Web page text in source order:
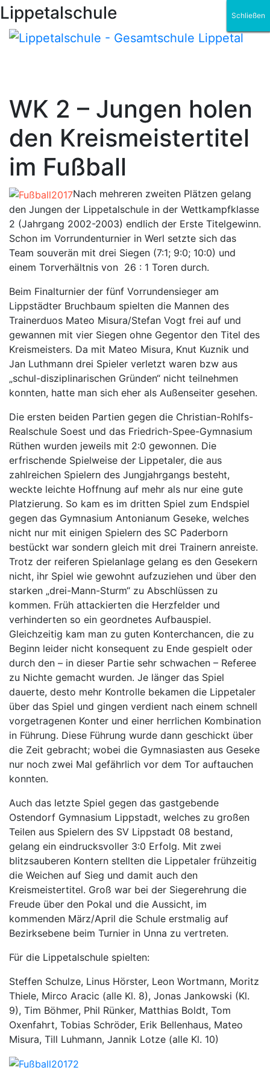
Lippetalschule
WK 2 – Jungen holen
den Kreismeistertitel
im Fußball
Nach mehreren zweiten Plätzen gelang
den Jungen der Lippetalschule in der Wettkampfklasse
2 (Jahrgang 2002-2003) endlich der Erste Titelgewinn.
Schon im Vorrundenturnier in Werl setzte sich das
Team souverän mit drei Siegen (7:1; 9:0; 10:0) und
einem Torverhältnis von 26 : 1 Toren durch.
Beim Finalturnier der fünf Vorrundensieger am
Lippstädter Bruchbaum spielten die Mannen des
Trainerduos Mateo Misura/Stefan Vogt frei auf und
gewannen mit vier Siegen ohne Gegentor den Titel des
Kreismeisters. Da mit Mateo Misura, Knut Kuznik und
Jan Luthmann drei Spieler verletzt waren bzw aus
„schul-disziplinarischen Gründen“ nicht teilnehmen
konnten, hatte man sich eher als Außenseiter gesehen.
Die ersten beiden Partien gegen die Christian-Rohlfs-
Realschule Soest und das Friedrich-Spee-Gymnasium
Rüthen wurden jeweils mit 2:0 gewonnen. Die
erfrischende Spielweise der Lippetaler, die aus
zahlreichen Spielern des Jungjahrgangs besteht,
weckte leichte Hoffnung auf mehr als nur eine gute
Platzierung. So kam es im dritten Spiel zum Endspiel
gegen das Gymnasium Antonianum Geseke, welches
nicht nur mit einigen Spielern des SC Paderborn
bestückt war sondern gleich mit drei Trainern anreiste.
Trotz der reiferen Spielanlage gelang es den Gesekern
nicht, ihr Spiel wie gewohnt aufzuziehen und über den
starken „drei-Mann-Sturm“ zu Abschlüssen zu
kommen. Früh attackierten die Herzfelder und
verhinderten so ein geordnetes Aufbauspiel.
Gleichzeitig kam man zu guten Konterchancen, die zu
Beginn leider nicht konsequent zu Ende gespielt oder
durch den – in dieser Partie sehr schwachen – Referee
zu Nichte gemacht wurden. Je länger das Spiel
dauerte, desto mehr Kontrolle bekamen die Lippetaler
über das Spiel und gingen verdient nach einem schnell
vorgetragenen Konter und einer herrlichen Kombination
in Führung. Diese Führung wurde dann geschickt über
die Zeit gebracht; wobei die Gymnasiasten aus Geseke
nur noch zwei Mal gefährlich vor dem Tor auftauchen
konnten.
Auch das letzte Spiel gegen das gastgebende
Ostendorf Gymnasium Lippstadt, welches zu großen
Teilen aus Spielern des SV Lippstadt 08 bestand,
gelang ein eindrucksvoller 3:0 Erfolg. Mit zwei
blitzsauberen Kontern stellten die Lippetaler frühzeitig
die Weichen auf Sieg und damit auch den
Kreismeistertitel. Groß war bei der Siegerehrung die
Freude über den Pokal und die Aussicht, im
kommenden März/April die Schule erstmalig auf
Bezirksebene beim Turnier in Unna zu vertreten.
Für die Lippetalschule spielten:
Steffen Schulze, Linus Hörster, Leon Wortmann, Moritz
Thiele, Mirco Aracic (alle Kl. 8), Jonas Jankowski (Kl.
9), Tim Böhmer, Phil Rünker, Matthias Boldt, Tom
Oxenfahrt, Tobias Schröder, Erik Bellenhaus, Mateo
Misura, Till Luhmann, Jannik Lotze (alle Kl. 10)
Schließen
Schließen
Schließen
Schließen
Schließen
Schließen